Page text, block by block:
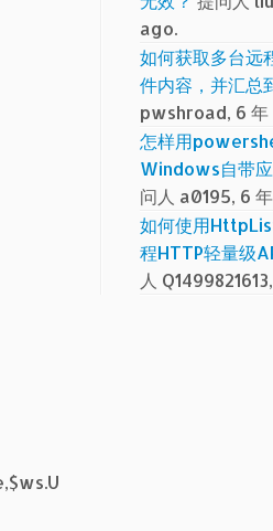
ago.
如何获取多台远
件内容，并汇总
pwshroad, 6 年
怎样用
Windows自带
问人 a0195, 6
如何使用
程HTTP轻量级
人